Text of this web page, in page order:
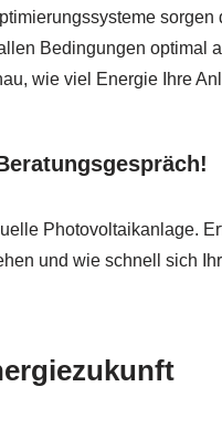
sorgen
Bedingungen optimal
wie viel Energie Ihre
Photovoltaikanlage.
und wie schnell sich